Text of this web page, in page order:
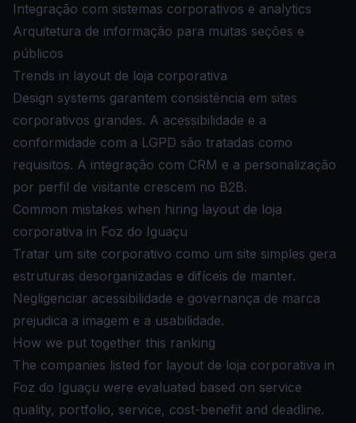
Integração com sistemas corporativos e analytics
Arquitetura de informação para muitas seções e
públicos
Trends in layout de loja corporativa
Design systems garantem consistência em sites
corporativos grandes. A acessibilidade e a
conformidade com a LGPD são tratadas como
requisitos. A integração com CRM e a personalização
por perfil de visitante crescem no B2B.
Common mistakes when hiring layout de loja
corporativa in Foz do Iguaçu
Tratar um site corporativo como um site simples gera
estruturas desorganizadas e difíceis de manter.
Negligenciar acessibilidade e governança de marca
prejudica a imagem e a usabilidade.
How we put together this ranking
The companies listed for layout de loja corporativa in
Foz do Iguaçu were evaluated based on service
quality, portfolio, service, cost-benefit and deadline.